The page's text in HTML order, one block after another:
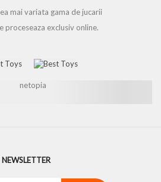
mai variata gama de jucarii
proceseaza exclusiv online.
NEWSLETTER